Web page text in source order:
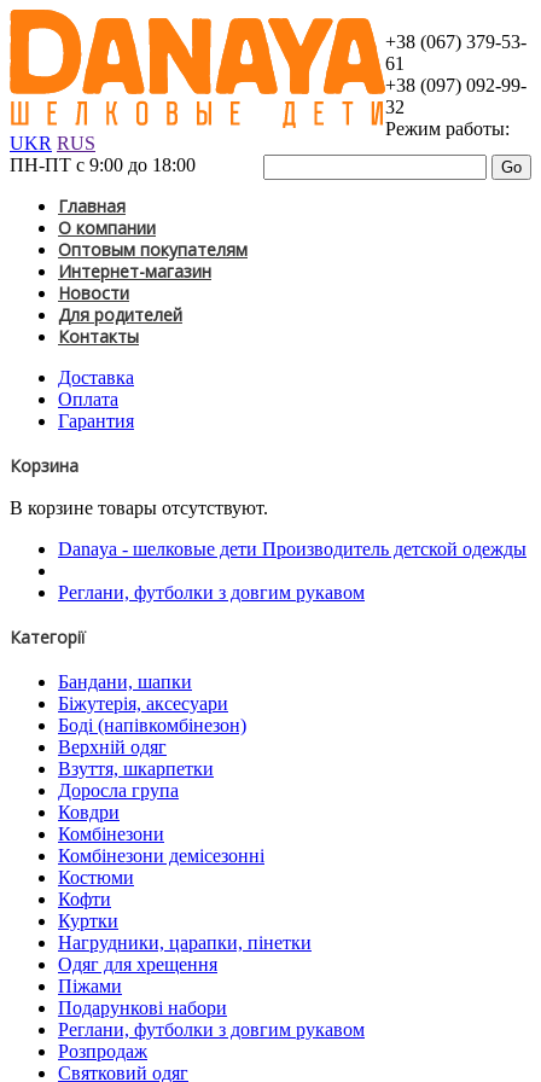
UKR RUS
+38 (067) 379-53-
61
+38 (097) 092-99-
32
Режим работы:
ПН-ПТ с 9:00 до 18:00
Главная
О компании
Оптовым покупателям
Интернет-магазин
Новости
Для родителей
Контакты
Доставка
Оплата
Гарантия
Корзина
В корзине товары отсутствуют.
Danaya - шелковые дети Производитель детской одежды
Реглани, футболки з довгим рукавом
Категорії
Бандани, шапки
Біжутерія, аксесуари
Боді (напівкомбінезон)
Верхній одяг
Взуття, шкарпетки
Доросла група
Ковдри
Комбінезони
Комбінезони демісезонні
Костюми
Кофти
Куртки
Нагрудники, царапки, пінетки
Одяг для хрещення
Піжами
Подарункові набори
Реглани, футболки з довгим рукавом
Розпродаж
Святковий одяг